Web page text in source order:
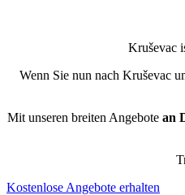
Kruševac
Wenn Sie nun nach Kruševac
Mit unseren breiten Angebotean
Kostenlose Angebote erhalten